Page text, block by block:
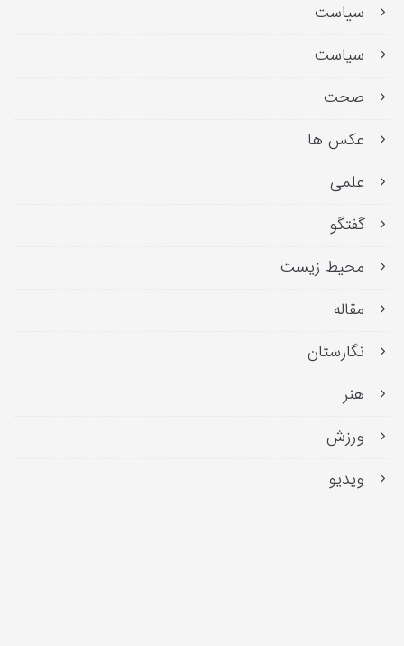
سیاست
سیاست
صحت
عکس ها
علمی
گفتگو
محیط زیست
مقاله
نگارستان
هنر
ورزش
ویدیو